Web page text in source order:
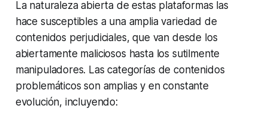
La naturaleza abierta de estas plataformas las
hace susceptibles a una amplia variedad de
contenidos perjudiciales, que van desde los
abiertamente maliciosos hasta los sutilmente
manipuladores. Las categorías de contenidos
problemáticos son amplias y en constante
evolución, incluyendo: